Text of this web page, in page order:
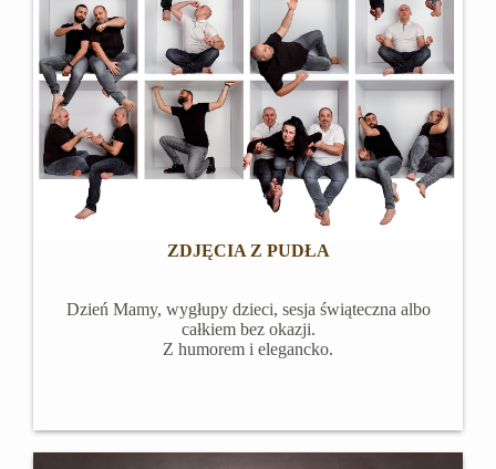
ZDJĘCIA Z PUDŁA
Dzień Mamy, wygłupy dzieci, sesja świąteczna albo
całkiem bez okazji.
Z humorem i elegancko.